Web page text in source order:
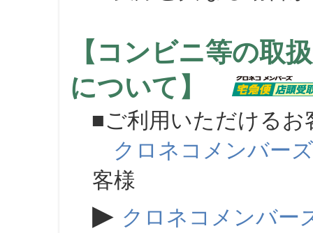
【コンビニ等の取
について】
■ご利用いただけるお
クロネコメンバーズ
客様
▶ クロネコメンバー